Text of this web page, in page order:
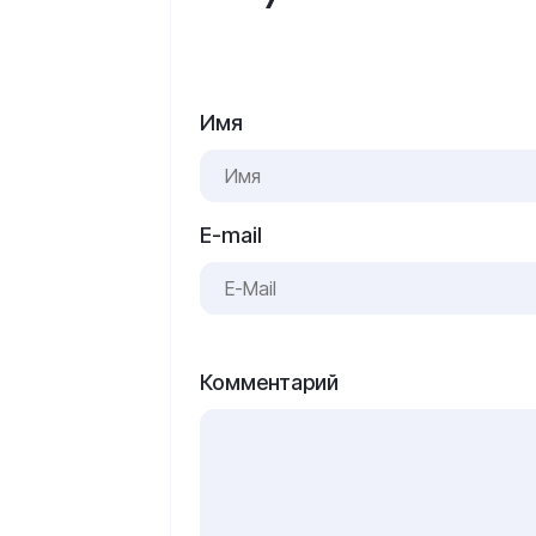
Имя
E-mail
Комментарий